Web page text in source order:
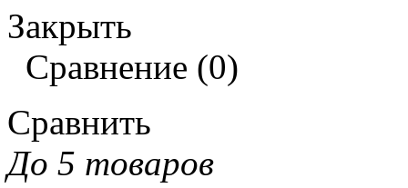
Закрыть
Сравнение (0)
Сравнить
До 5 товаров